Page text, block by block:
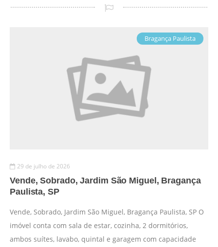
Bragança Paulista
29 de julho de 2026
Vende, Sobrado, Jardim São Miguel, Bragança
Paulista, SP
Vende, Sobrado, Jardim São Miguel, Bragança Paulista, SP O
imóvel conta com sala de estar, cozinha, 2 dormitórios,
ambos suítes, lavabo, quintal e garagem com capacidade